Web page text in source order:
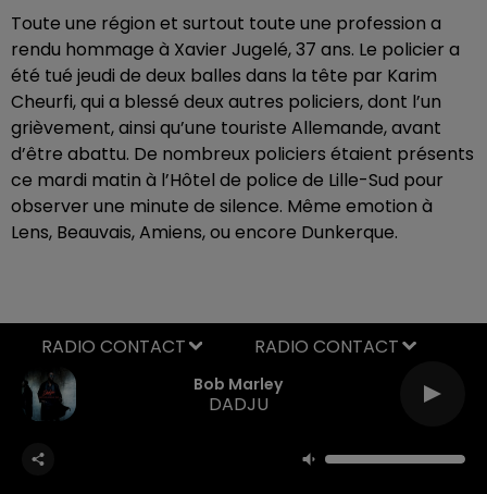
Toute une région et surtout toute une profession a
rendu hommage à Xavier Jugelé, 37 ans. Le policier a
été tué jeudi de deux balles dans la tête par Karim
Cheurfi, qui a blessé deux autres policiers, dont l’un
grièvement, ainsi qu’une touriste Allemande, avant
d’être abattu. De nombreux policiers étaient présents
ce mardi matin à l’Hôtel de police de Lille-Sud pour
observer une minute de silence. Même emotion à
Lens, Beauvais, Amiens, ou encore Dunkerque.
Bob Marley
DADJU
RADIO CONTACT